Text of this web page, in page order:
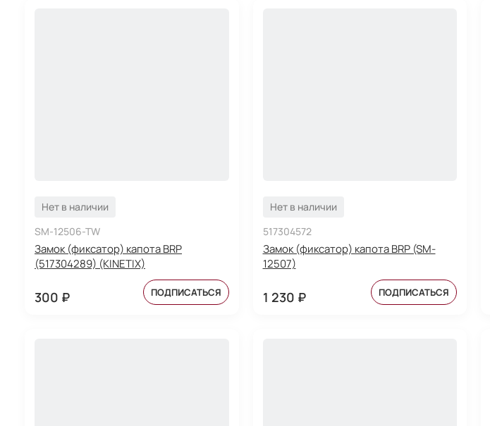
Нет в наличии
SM-12506-TW
Замок (фиксатор) капота BRP
(517304289) (KINETIX)
300 ₽ ПОДПИСАТЬСЯ
Нет в наличии
517304572
Замок (фиксатор) капота BRP (SM-
12507)
1 230 ₽ ПОДПИСАТЬСЯ